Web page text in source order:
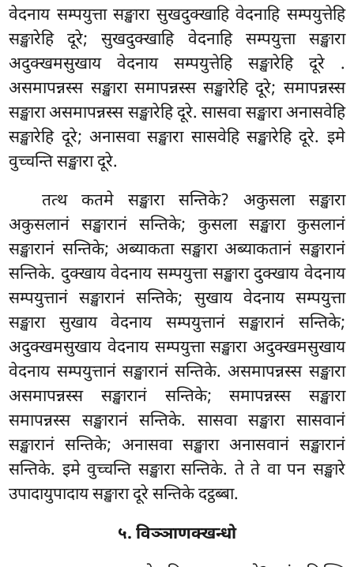
वेदनाय सम्पयुत्ता सङ्खारा सुखदुक्खाहि वेदनाहि सम्पयुत्तेहि
सङ्खारेहि दूरे; सुखदुक्खाहि वेदनाहि सम्पयुत्ता सङ्खारा
अदुक्खमसुखाय वेदनाय सम्पयुत्तेहि सङ्खारेहि दूरे .
असमापन्नस्स सङ्खारा समापन्नस्स सङ्खारेहि दूरे; समापन्नस्स
सङ्खारा असमापन्नस्स सङ्खारेहि दूरे. सासवा सङ्खारा अनासवेहि
सङ्खारेहि दूरे; अनासवा सङ्खारा सासवेहि सङ्खारेहि दूरे. इमे
वुच्चन्ति सङ्खारा दूरे.
तत्थ कतमे सङ्खारा सन्तिके? अकुसला सङ्खारा
अकुसलानं सङ्खारानं सन्तिके; कुसला सङ्खारा कुसलानं
सङ्खारानं सन्तिके; अब्याकता सङ्खारा अब्याकतानं सङ्खारानं
सन्तिके. दुक्खाय वेदनाय सम्पयुत्ता सङ्खारा दुक्खाय वेदनाय
सम्पयुत्तानं सङ्खारानं सन्तिके; सुखाय वेदनाय सम्पयुत्ता
सङ्खारा सुखाय वेदनाय सम्पयुत्तानं सङ्खारानं सन्तिके;
अदुक्खमसुखाय वेदनाय सम्पयुत्ता सङ्खारा अदुक्खमसुखाय
वेदनाय सम्पयुत्तानं सङ्खारानं सन्तिके. असमापन्नस्स सङ्खारा
असमापन्नस्स सङ्खारानं सन्तिके; समापन्नस्स सङ्खारा
समापन्नस्स सङ्खारानं सन्तिके. सासवा सङ्खारा सासवानं
सङ्खारानं सन्तिके; अनासवा सङ्खारा अनासवानं सङ्खारानं
सन्तिके. इमे वुच्चन्ति सङ्खारा सन्तिके. ते ते वा पन सङ्खारे
उपादायुपादाय सङ्खारा दूरे सन्तिके दट्ठब्बा.
५. विञ्ञाणक्खन्धो